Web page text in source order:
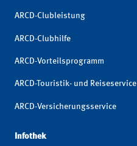
ARCD-Clubleistung
ARCD-Clubhilfe
ARCD-Vorteilsprogramm
ARCD-Touristik- und Reiseservice
ARCD-Versicherungsservice
Infothek